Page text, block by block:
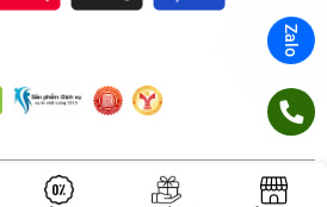
GPDKKD: 0314356293 do sở KH & ĐT
Zalo